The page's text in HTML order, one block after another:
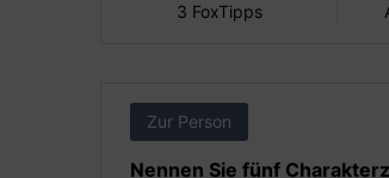
3 FoxTipps
Zur Person
Nennen Sie fünf